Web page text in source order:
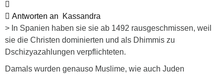
Antworten an
Kassandra
> In Spanien haben sie sie ab 1492 rausgeschmissen, weil
sie die Christen dominierten und als Dhimmis zu
Dschizyazahlungen verpflichteten.
Damals wurden genauso Muslime, wie auch Juden